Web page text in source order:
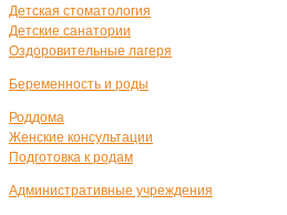
Детская стоматология
Детские санатории
Оздоровительные лагеря
Беременность и роды
Роддома
Женские консультации
Подготовка к родам
Административные учреждения